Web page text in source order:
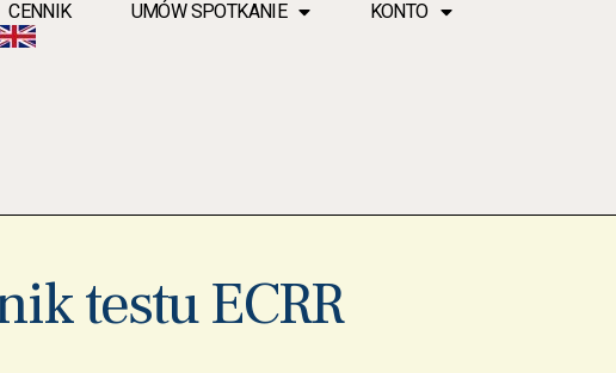
CENNIK UMÓW SPOTKANIE
KONTO
testu ECRR